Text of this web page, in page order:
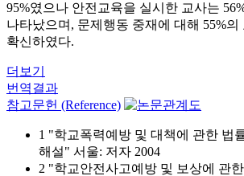
95%였으나 안전교육을 실시한 교사는
나타났으며, 문제행동 중재에 대해 55%
확신하였다.
더보기
번역결과
참고문헌 (Reference)
1 "학교폭력예방 및 대책에 관한 법
해설" 서울: 저자 2004
2 "학교안전사고예방 및 보상에 관